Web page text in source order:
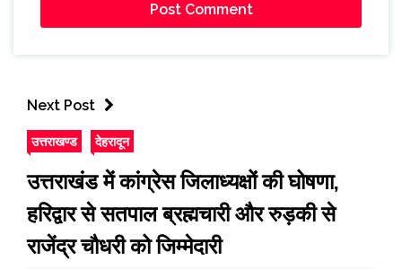
Next Post
उत्तराखण्ड देहरादून
उत्तराखंड में कांग्रेस जिलाध्यक्षों की घोषणा,
हरिद्वार से सतपाल ब्रह्मचारी और रुड़की से
राजेंद्र चौधरी को जिम्मेदारी